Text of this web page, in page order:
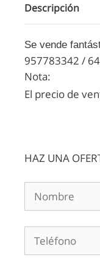
Descripción
Se vende
957783342 /
Nota:
El precio de
HAZ UNA